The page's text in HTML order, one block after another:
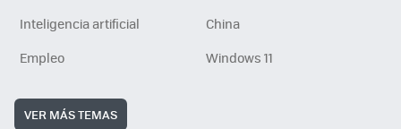
Inteligencia artificial
China
Empleo
Windows 11
VER MÁS TEMAS